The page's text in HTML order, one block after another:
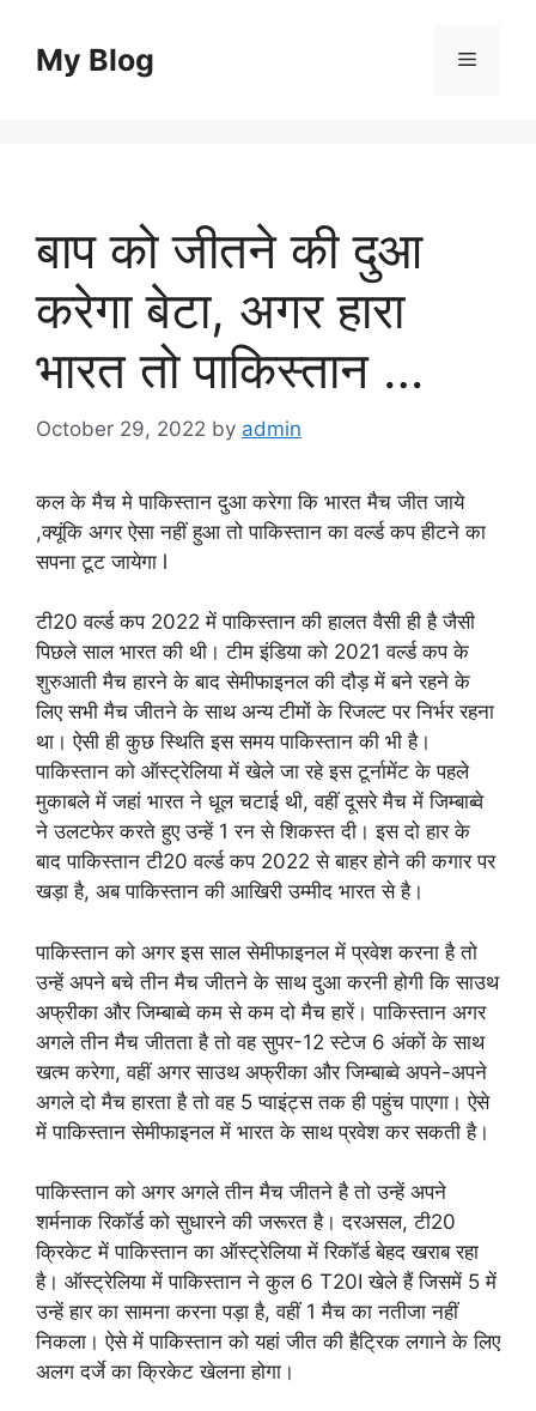
contentMy Blog Menu
बाप को जीतने की दुआ
करेगा बेटा, अगर हारा
भारत तो पाकिस्तान …
October 29, 2022 by admin
कल के मैच मे पाकिस्तान दुआ करेगा कि भारत मैच जीत जाये
,क्यूंकि अगर ऐसा नहीं हुआ तो पाकिस्तान का वर्ल्ड कप हीटने का
सपना टूट जायेगा l
टी20 वर्ल्ड कप 2022 में पाकिस्तान की हालत वैसी ही है जैसी
पिछले साल भारत की थी। टीम इंडिया को 2021 वर्ल्ड कप के
शुरुआती मैच हारने के बाद सेमीफाइनल की दौड़ में बने रहने के
लिए सभी मैच जीतने के साथ अन्य टीमों के रिजल्ट पर निर्भर रहना
था। ऐसी ही कुछ स्थिति इस समय पाकिस्तान की भी है।
पाकिस्तान को ऑस्ट्रेलिया में खेले जा रहे इस टूर्नामेंट के पहले
मुकाबले में जहां भारत ने धूल चटाई थी, वहीं दूसरे मैच में जिम्बाब्वे
ने उलटफेर करते हुए उन्हें 1 रन से शिकस्त दी। इस दो हार के
बाद पाकिस्तान टी20 वर्ल्ड कप 2022 से बाहर होने की कगार पर
खड़ा है, अब पाकिस्तान की आखिरी उम्मीद भारत से है।
पाकिस्तान को अगर इस साल सेमीफाइनल में प्रवेश करना है तो
उन्हें अपने बचे तीन मैच जीतने के साथ दुआ करनी होगी कि साउथ
अफ्रीका और जिम्बाब्वे कम से कम दो मैच हारें। पाकिस्तान अगर
अगले तीन मैच जीतता है तो वह सुपर-12 स्टेज 6 अंकों के साथ
खत्म करेगा, वहीं अगर साउथ अफ्रीका और जिम्बाब्वे अपने-अपने
अगले दो मैच हारता है तो वह 5 प्वाइंट्स तक ही पहुंच पाएगा। ऐसे
में पाकिस्तान सेमीफाइनल में भारत के साथ प्रवेश कर सकती है।
पाकिस्तान को अगर अगले तीन मैच जीतने है तो उन्हें अपने
शर्मनाक रिकॉर्ड को सुधारने की जरूरत है। दरअसल, टी20
क्रिकेट में पाकिस्तान का ऑस्ट्रेलिया में रिकॉर्ड बेहद खराब रहा
है। ऑस्ट्रेलिया में पाकिस्तान ने कुल 6 T20I खेले हैं जिसमें 5 में
उन्हें हार का सामना करना पड़ा है, वहीं 1 मैच का नतीजा नहीं
निकला। ऐसे में पाकिस्तान को यहां जीत की हैट्रिक लगाने के लिए
अलग दर्जे का क्रिकेट खेलना होगा।